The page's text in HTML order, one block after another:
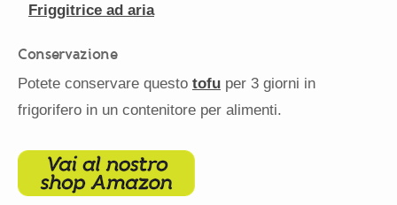
Friggitrice ad aria
Conservazione
Potete conservare questo tofu per 3 giorni in
frigorifero in un contenitore per alimenti.